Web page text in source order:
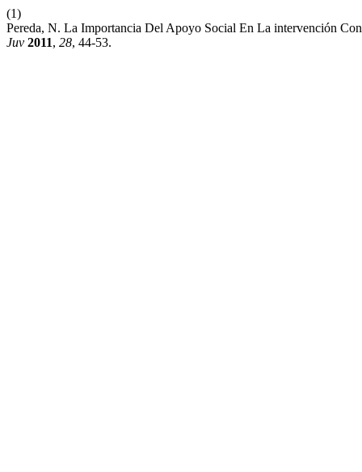
(1)
Pereda, N. La Importancia Del Apoyo Social En La intervención
Juv 2011, 28, 44-53.